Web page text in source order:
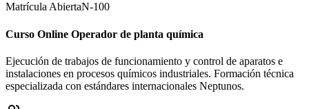
Matrícula AbiertaN-100
Curso Online Operador de planta química
Ejecución de trabajos de funcionamiento y control de aparatos e
instalaciones en procesos químicos industriales. Formación técnica
especializada con estándares internacionales Neptunos.